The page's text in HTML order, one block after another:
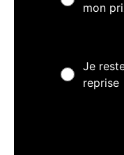
mon
Je
reprise